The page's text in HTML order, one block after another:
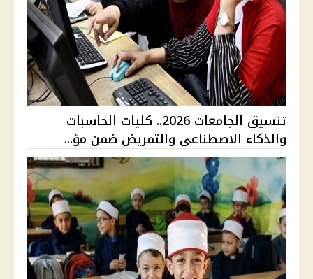
تنسيق الجامعات 2026.. كليات الحاسبات
والذكاء الاصطناعي والتمريض ضمن مؤ...